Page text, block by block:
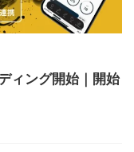
ィング開始｜開始